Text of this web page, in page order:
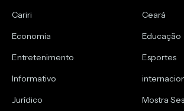
Cariri
Ceará
Economia
Educação
Entretenimento
Esportes
Informativo
Jurídico
Mostra